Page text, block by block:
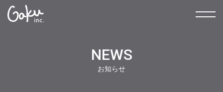
NEWS
お知らせ